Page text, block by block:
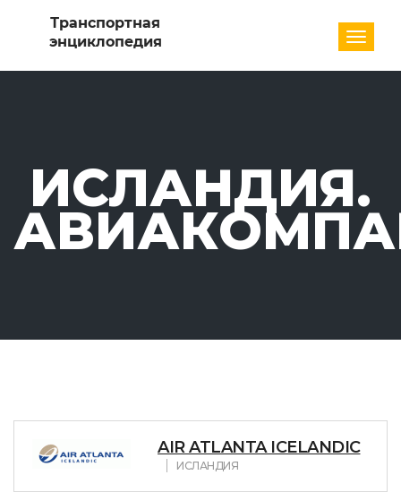
ИСЛАНДИЯ.
AIR ATLANTA ICELANDIC
ИСЛАНДИЯ